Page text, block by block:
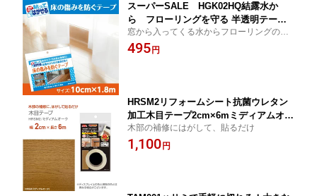
スーパーSALE HGK02HQ結露水か
ら フローリングを守る 半透明テープ
床の傷みを防ぐテープ水滴 結露 フロ
ーリングの腐食を防ぐテープ 窓から落
窓から入ってくる水からフローリングの腐
食を守ります！
495 円
HRSM2リフォームシート抗菌ウレタン
加工木目テープ2cm×6mミディアムオー
ク
木部の補修にはがして、貼るだけ
1,100 円